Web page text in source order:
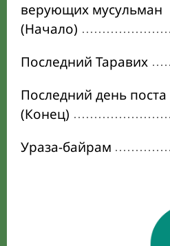
верующих мусульман
(Начало)
Последний Таравих
Последний день поста
(Конец)
Ураза-байрам